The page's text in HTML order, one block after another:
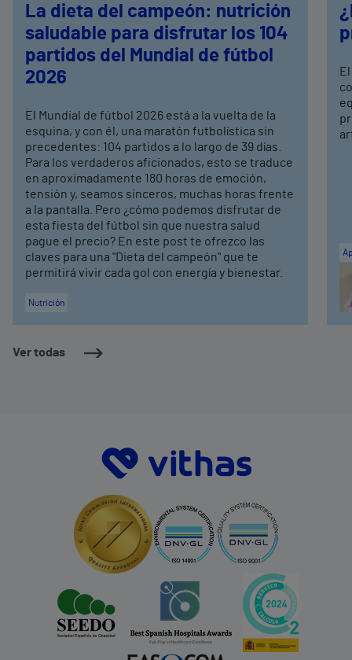
Ver todas
La dieta del campeón: nutrición
saludable para disfrutar los 104
partidos del Mundial de fútbol
2026
El Mundial de fútbol 2026 está a la vuelta de la
esquina, y con él, una maratón futbolística sin
precedentes: 104 partidos a lo largo de 39 días.
Para los verdaderos aficionados, esto se traduce
en aproximadamente 180 horas de emoción,
tensión y, seamos sinceros, muchas horas frente
a la pantalla. Pero ¿cómo podemos disfrutar de
esta fiesta del fútbol sin que nuestra salud
pague el precio? En este post te ofrezco las
claves para una "Dieta del campeón" que te
permitirá vivir cada gol con energía y bienestar.
Nutrición